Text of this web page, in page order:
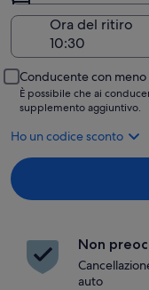
Ora del ritiro
Conducente con
È possibile che ai
supplemento aggiuntivo.
Ho un codice sconto
Non
auto